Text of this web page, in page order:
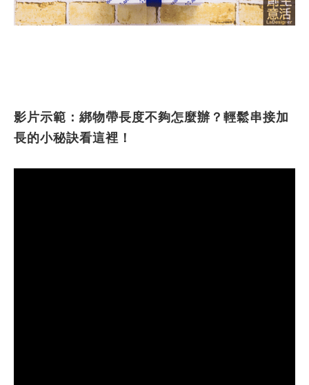
影片示範：綁物帶長度不夠怎麼辦？輕鬆串接加
長的小秘訣看這裡！